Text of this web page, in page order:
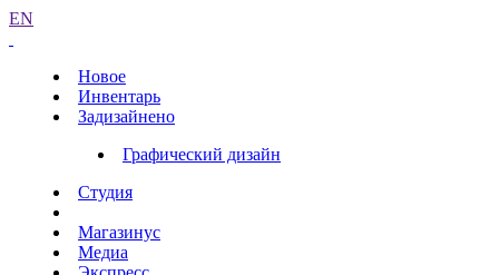
EN
Новое
Инвентарь
Задизайнено
Графический дизайн
Студия
Магазинус
Медиа